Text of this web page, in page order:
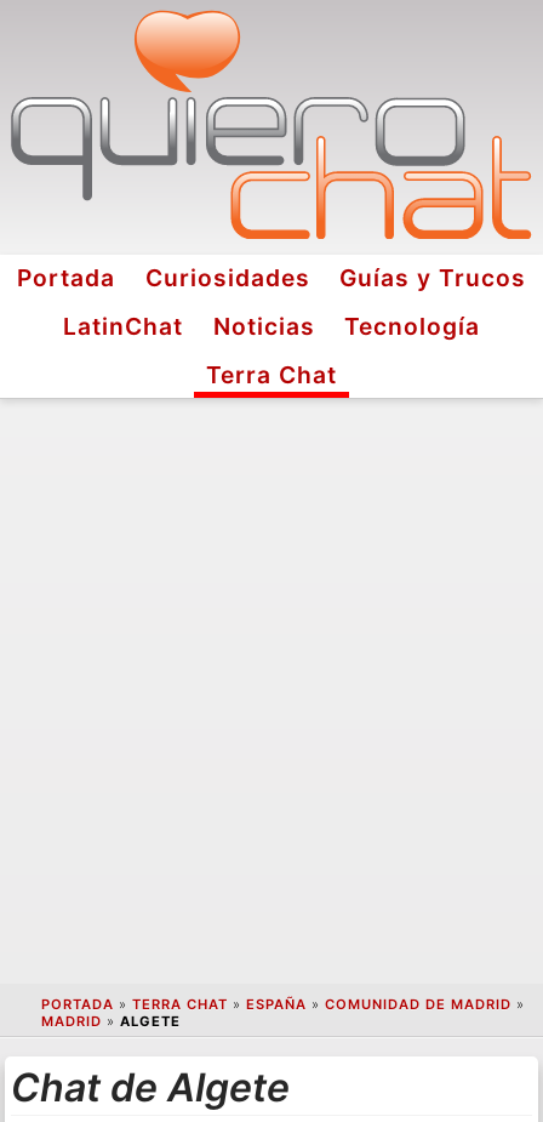
Portada Curiosidades
Guías y Trucos
LatinChat
Noticias
Tecnología
Terra Chat
PORTADA » TERRA CHAT » ESPAÑA » COMUNIDAD DE MADRID »
MADRID » ALGETE
Chat de Algete